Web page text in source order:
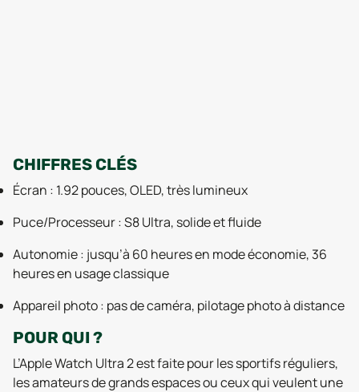
CHIFFRES CLÉS
Écran : 1.92 pouces, OLED, très lumineux
Puce/Processeur : S8 Ultra, solide et fluide
Autonomie : jusqu’à 60 heures en mode économie, 36
heures en usage classique
Appareil photo : pas de caméra, pilotage photo à distance
POUR QUI ?
L’Apple Watch Ultra 2 est faite pour les sportifs réguliers,
les amateurs de grands espaces ou ceux qui veulent une